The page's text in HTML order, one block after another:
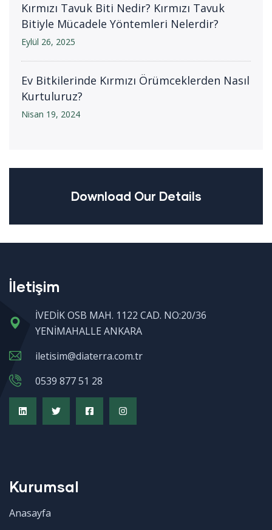
Kırmızı Tavuk Biti Nedir? Kırmızı Tavuk
Bitiyle Mücadele Yöntemleri Nelerdir?
Eylül 26, 2025
Ev Bitkilerinde Kırmızı Örümceklerden Nasıl
Kurtuluruz?
Nisan 19, 2024
Download Our Details
İletişim
İVEDİK OSB MAH. 1122 CAD. NO:20/36
YENİMAHALLE ANKARA
iletisim@diaterra.com.tr
0539 877 51 28
Kurumsal
Anasayfa